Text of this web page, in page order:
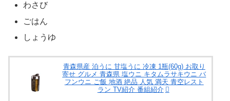
わさび
ごはん
しょうゆ
青森県産 泊うに 甘塩うに 冷凍 1瓶(60g) お取り
寄せ グルメ 青森県 塩ウニ キタムラサキウニ バ
フンウニ ご飯 地酒 絶品 人気 満天 青空レスト
ラン TV紹介 番組紹介